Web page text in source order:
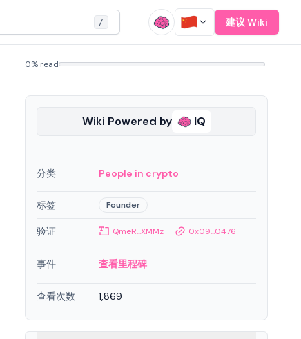
/ 建议 Wiki
0% read
Wiki Powered by IQ
分类 People in crypto
标签 Founder
验证 QmeR...XMMz 0x09...0476
事件 查看里程碑
查看次数 1,869